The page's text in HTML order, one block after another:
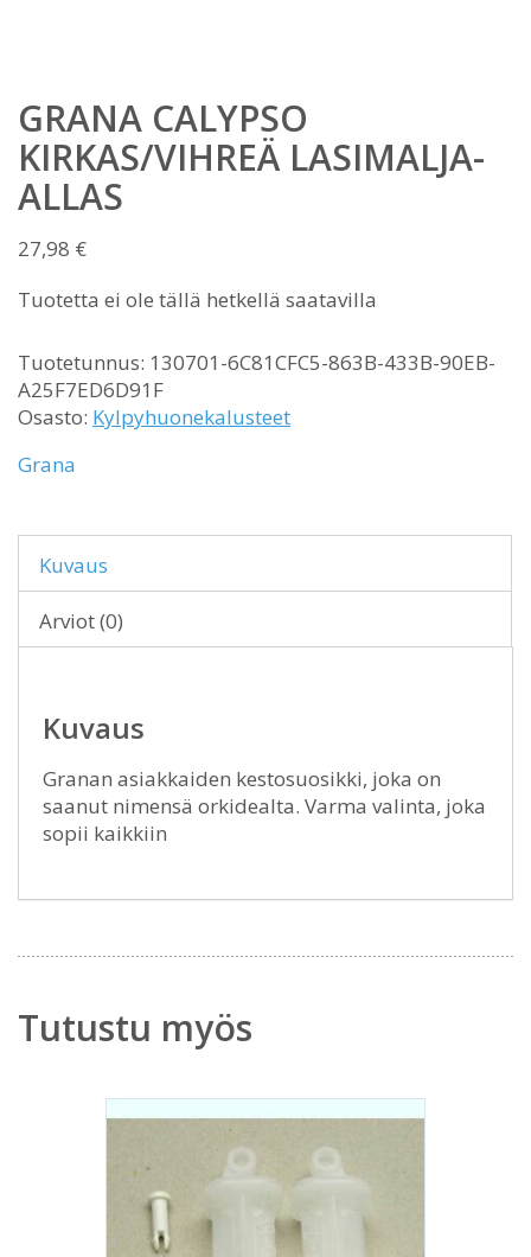
GRANA CALYPSO
KIRKAS/VIHREÄ LASIMALJA-
ALLAS
27,98 €
Tuotetta ei ole tällä hetkellä saatavilla
Tuotetunnus: 130701-6C81CFC5-863B-433B-90EB-
A25F7ED6D91F
Osasto: Kylpyhuonekalusteet
Grana
Kuvaus
Arviot (0)
Kuvaus
Granan asiakkaiden kestosuosikki, joka on
saanut nimensä orkidealta. Varma valinta, joka
sopii kaikkiin
Tutustu myös